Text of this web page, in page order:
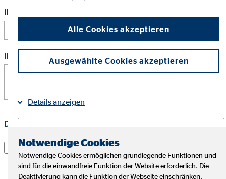
Ihre Anschrift
Ihre Nachricht
Datenschutz
Ich habe dieDatenschutzerklärung
darin ein, dass die OVB Holding AG die von mir
übermittelten Informationen und Kontaktdaten dazu
Alle Cookies akzeptieren
Ausgewählte Cookies akzeptieren
Details anzeigen
Notwendige Cookies
Notwendige Cookies ermöglichen grundlegende Funktionen und
sind für die einwandfreie Funktion der Website erforderlich. Die
Deaktivierung kann die Funktion der Webseite einschränken.